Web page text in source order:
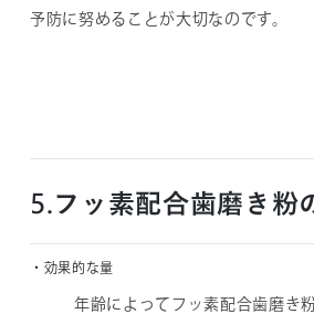
予防に努めることが大切なのです。
5.フッ素配合歯磨き粉
・効果的な量
年齢によってフッ素配合歯磨き